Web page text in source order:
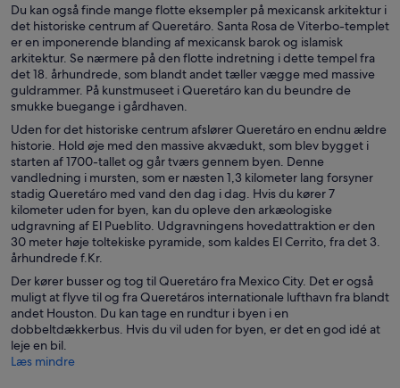
Du kan også finde mange flotte eksempler på mexicansk arkitektur i
det historiske centrum af Queretáro. Santa Rosa de Viterbo-templet
er en imponerende blanding af mexicansk barok og islamisk
arkitektur. Se nærmere på den flotte indretning i dette tempel fra
det 18. århundrede, som blandt andet tæller vægge med massive
guldrammer. På kunstmuseet i Queretáro kan du beundre de
smukke buegange i gårdhaven.
Uden for det historiske centrum afslører Queretáro en endnu ældre
historie. Hold øje med den massive akvædukt, som blev bygget i
starten af 1700-tallet og går tværs gennem byen. Denne
vandledning i mursten, som er næsten 1,3 kilometer lang forsyner
stadig Queretáro med vand den dag i dag. Hvis du kører 7
kilometer uden for byen, kan du opleve den arkæologiske
udgravning af El Pueblito. Udgravningens hovedattraktion er den
30 meter høje toltekiske pyramide, som kaldes El Cerrito, fra det 3.
århundrede f.Kr.
Der kører busser og tog til Queretáro fra Mexico City. Det er også
muligt at flyve til og fra Queretáros internationale lufthavn fra blandt
andet Houston. Du kan tage en rundtur i byen i en
dobbeltdækkerbus. Hvis du vil uden for byen, er det en god idé at
leje en bil.
Læs mindre